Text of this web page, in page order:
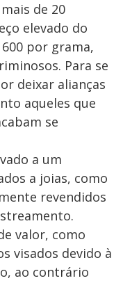
de 20
elevado do
por grama,
Para se
deixar alianças
aqueles que
se
a um
a joias, como
revendidos
valor, como
visados devido à
ao contrário